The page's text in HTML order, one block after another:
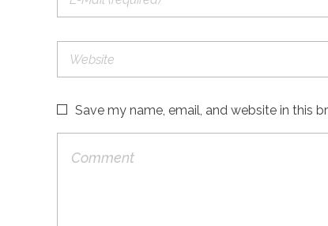
Save my name, email, and website in this